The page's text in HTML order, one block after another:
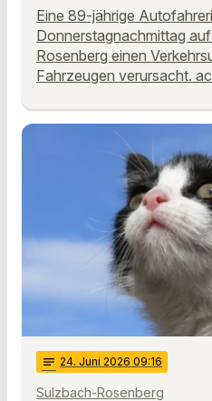
Eine 89-jährige
Donnerstagnachmittag
Rosenberg einen
Fahrzeugen verursacht.
notes 24. Juni 2026 09:16
Sulzbach-Rosenberg